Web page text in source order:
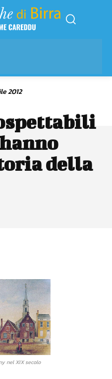
2012
della
nel XIX secolo